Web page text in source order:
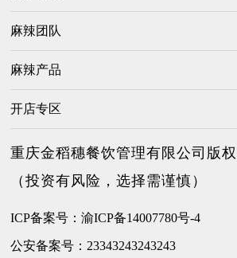
麻辣团队
麻辣产品
开店专区
重庆金稻穗餐饮管理有限公司版
（投资有风险，选择需谨慎）
ICP备案号：渝ICP备14007780号-4
公安备案号：23343243243243